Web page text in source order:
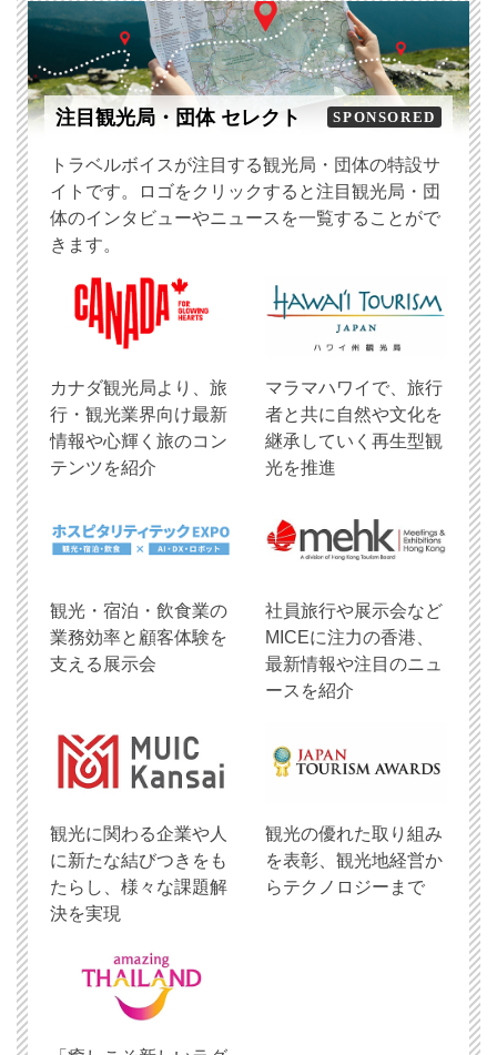
注目観光局・団体 セレクト SPONSORED
トラベルボイスが注目する観光局・団体の特設サ
イトです。ロゴをクリックすると注目観光局・団
体のインタビューやニュースを一覧することがで
きます。
​カナダ観光局より、旅
行・観光業界向け最新
情報や心輝く旅のコン
テンツを紹介
マラマハワイで、旅行
者と共に自然や文化を
継承していく再生型観
光を推進
観光・宿泊・飲食業の
業務効率と顧客体験を
支える展示会
社員旅行や展示会など
MICEに注力の香港、
最新情報や注目のニュ
ースを紹介
観光に関わる企業や人
に新たな結びつきをも
たらし、様々な課題解
決を実現
観光の優れた取り組み
を表彰、観光地経営か
らテクノロジーまで